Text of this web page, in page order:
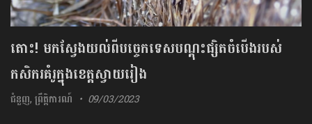
តោះ! មកស្វែងយល់ពីបច្ចេកទេសបណ្តុះ​ផ្សិតចំ​បើងរបស់
កសិករគំរូក្នុងខេត្តស្វាយរៀង
ជំនួញ,ព្រឹត្តិការណ៍ 09/03/2023